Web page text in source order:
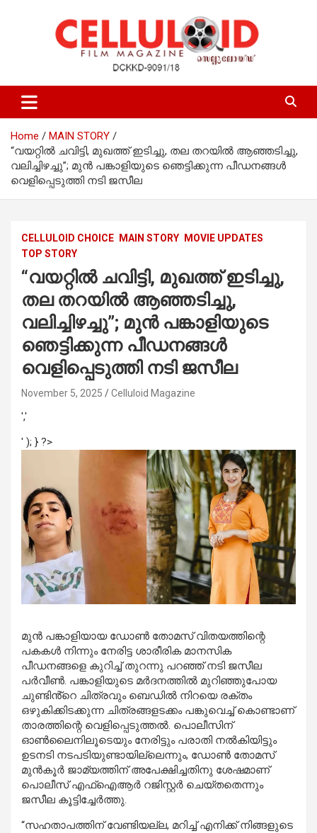
celluloid
Home
MAIN STORY
“വയറ്റിൽ ചവിട്ടി, മുഖത്ത് ഇടിച്ചു, തല തറയിൽ ആഞ്ഞടിച്ചു,
വലിച്ചിഴച്ചു”; മുൻ പങ്കാളിയുടെ ഞെട്ടിക്കുന്ന പീഡനങ്ങൾ
വെളിപ്പെടുത്തി നടി ജസീല
CELLULOID CHOICE MAIN STORY
MOVIE UPDATES
TOP STORY
“വയറ്റിൽ ചവിട്ടി, മുഖത്ത് ഇടിച്ചു,
തല തറയിൽ ആഞ്ഞടിച്ചു,
വലിച്ചിഴച്ചു”; മുൻ പങ്കാളിയുടെ
ഞെട്ടിക്കുന്ന പീഡനങ്ങൾ
വെളിപ്പെടുത്തി നടി ജസീല
November 5, 2025 Celluloid Magazine
','
' ); } ?>
മുൻ പങ്കാളിയായ ഡോൺ തോമസ് വിതയത്തിന്റെ
പകകൾ നിന്നും നേരിട്ട ശാരീരിക മാനസിക
പീഡനങ്ങളെ കുറിച്ച് തുറന്നു പറഞ്ഞ് നടി ജസീല
പർവീൺ. പങ്കാളിയുടെ മർദനത്തിൽ മുറിഞ്ഞുപോയ
ചുണ്ടിൻ്റെ ചിത്രവും ബെഡിൽ നിറയെ രക്തം
ഒഴുകിക്കിടക്കുന്ന ചിത്രങ്ങളടക്കം പങ്കുവെച്ച് കൊണ്ടാണ്
താരത്തിന്റെ വെളിപ്പെടുത്തൽ. പൊലീസിന്
ഓൺലൈനിലൂടെയും നേരിട്ടും പരാതി നൽകിയിട്ടും
ഉടനടി നടപടിയുണ്ടായില്ലെന്നും, ഡോൺ തോമസ്
മുൻകൂർ ജാമ്യത്തിന് അപേക്ഷിച്ചതിനു ശേഷമാണ്
പൊലീസ് എഫ്ഐആർ റജിസ്റ്റർ ചെയ്തതെന്നും
ജസീല കൂട്ടിച്ചേർത്തു.
“സഹതാപത്തിന് വേണ്ടിയല്ല, മറിച്ച് എനിക്ക് നിങ്ങളുടെ